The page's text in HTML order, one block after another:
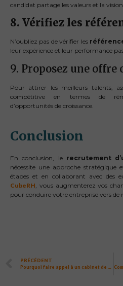
candidat partage les valeurs et la
8. Vérifiez les
N’oubliez pas de vérifier les
leur expérience et leur performance
9. Proposez une
Pour attirer les meilleurs talents,
compétitive en termes de
d’opportunités de croissance.
Conclusion
En conclusion, le recrutement
nécessite une approche stratégique
étapes et en collaborant avec des
CubeRH, vous augmenterez vos
pour conduire votre entreprise vers de
PRÉCÉDENT
Pourquoi faire appel à un cabinet de recrutement en 2024 ?